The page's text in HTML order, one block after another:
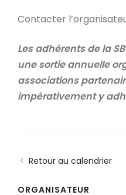
Contacter
Les adhérents de la
une sortie annuelle
associations
impérativement y
Retour au calendrier
ORGANISATEUR